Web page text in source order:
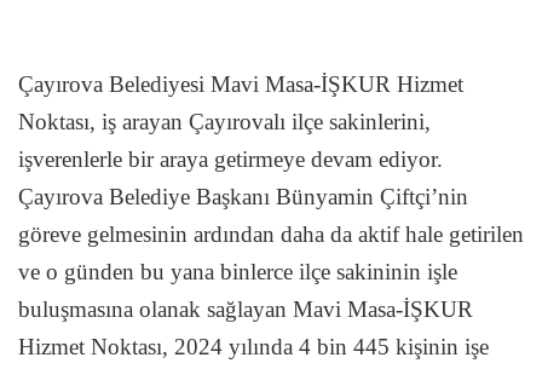
Çayırova Belediyesi Mavi Masa-İŞKUR Hizmet
Noktası, iş arayan Çayırovalı ilçe sakinlerini,
işverenlerle bir araya getirmeye devam ediyor.
Çayırova Belediye Başkanı Bünyamin Çiftçi’nin
göreve gelmesinin ardından daha da aktif hale getirilen
ve o günden bu yana binlerce ilçe sakininin işle
buluşmasına olanak sağlayan Mavi Masa-İŞKUR
Hizmet Noktası, 2024 yılında 4 bin 445 kişinin işe